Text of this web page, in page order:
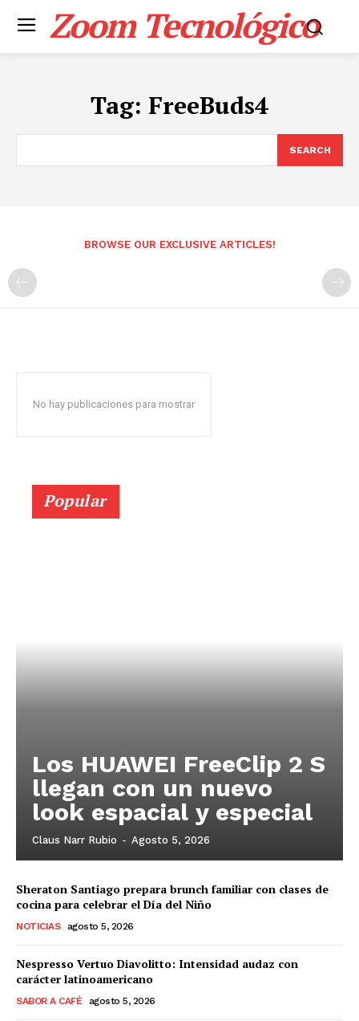
Zoom Tecnológico
Tag: FreeBuds4
SEARCH
BROWSE OUR EXCLUSIVE ARTICLES!
No hay publicaciones para mostrar
Popular
Los HUAWEI FreeClip 2 S
llegan con un nuevo
look espacial y especial
Claus Narr Rubio - Agosto 5, 2026
Sheraton Santiago prepara brunch familiar con clases de
cocina para celebrar el Día del Niño
NOTICIAS agosto 5, 2026
Nespresso Vertuo Diavolitto: Intensidad audaz con
carácter latinoamericano
SABOR A CAFÉ agosto 5, 2026